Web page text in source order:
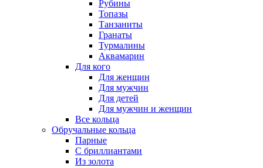
Рубины
Топазы
Танзаниты
Гранаты
Турмалины
Аквамарин
Для кого
Для женщин
Для мужчин
Для детей
Для мужчин и женщин
Все кольца
Обручальные кольца
Парные
С бриллиантами
Из золота